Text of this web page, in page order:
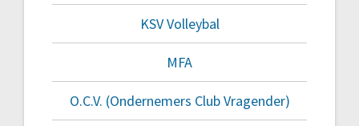
KSV Volleybal
MFA
O.C.V. (Ondernemers Club Vragender)